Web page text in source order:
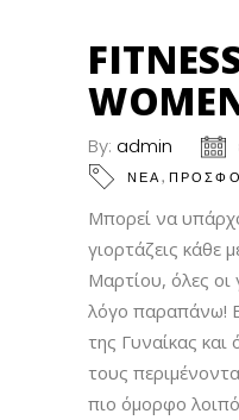
By: admin
ΝΕΑ ,
Μπορεί να
γιορτάζεις κάθε
Μαρτίου, όλες οι
λόγο παραπάνω!
της Γυναίκας και
τους
πιο όμορφο